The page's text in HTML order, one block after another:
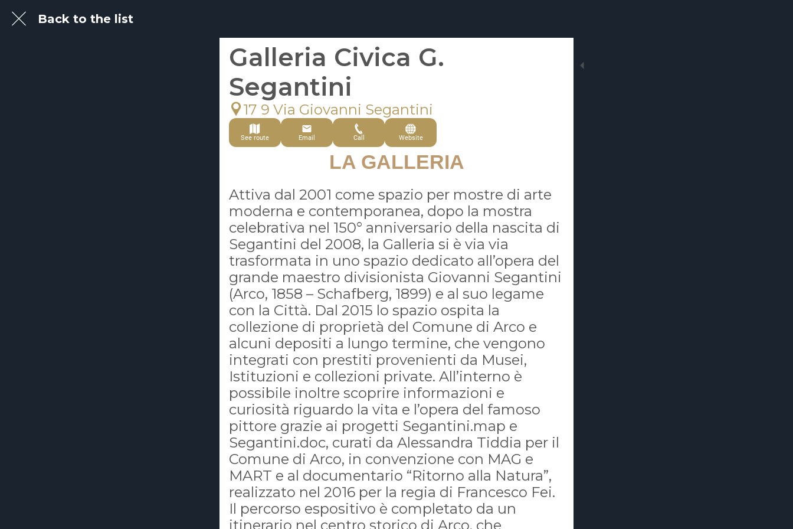
Back to the list
Galleria Civica G.
Segantini
17 9 Via Giovanni Segantini
See route Email Call Website
LA GALLERIA
Attiva dal 2001 come spazio per mostre di arte
moderna e contemporanea, dopo la mostra
celebrativa nel 150° anniversario della nascita di
Segantini del 2008, la Galleria si è via via
trasformata in uno spazio dedicato all’opera del
grande maestro divisionista Giovanni Segantini
(Arco, 1858 – Schafberg, 1899) e al suo legame
con la Città. Dal 2015 lo spazio ospita la
collezione di proprietà del Comune di Arco e
alcuni depositi a lungo termine, che vengono
integrati con prestiti provenienti da Musei,
Istituzioni e collezioni private. All’interno è
possibile inoltre scoprire informazioni e
curiosità riguardo la vita e l’opera del famoso
pittore grazie ai progetti Segantini.map e
Segantini.doc, curati da Alessandra Tiddia per il
Comune di Arco, in convenzione con MAG e
MART e al documentario “Ritorno alla Natura”,
realizzato nel 2016 per la regia di Francesco Fei.
Il percorso espositivo è completato da un
itinerario nel centro storico di Arco, che